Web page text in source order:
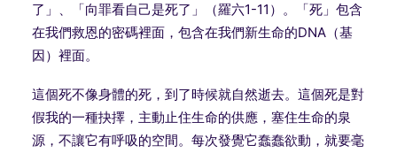
了」、「向罪看自己是死了」（羅六1-11 ）。「死」包含
在我們救恩的密碼裡面，包含在我們新生命的DNA （基
因）裡面。
這個死不像身體的死，到了時候就自然逝去。這個死是對
假我的一種抉擇，主動止住生命的供應，塞住生命的泉
源，不讓它有呼吸的空間。每次發覺它蠢蠢欲動，就要毫